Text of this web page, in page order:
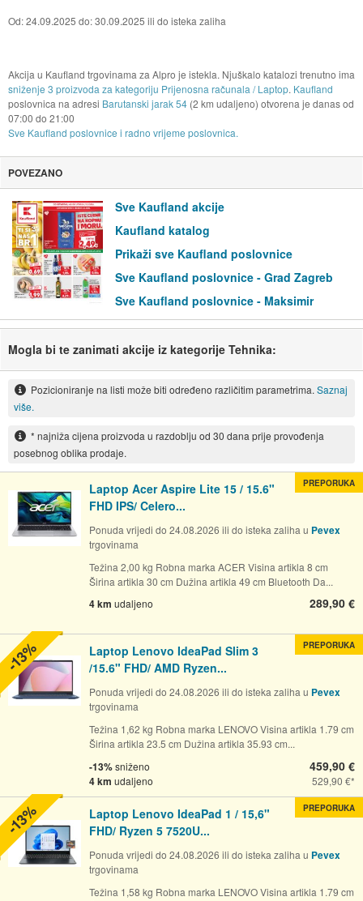
Od: 24.09.2025 do: 30.09.2025 ili do isteka zaliha
Akcija u Kaufland trgovinama za Alpro je istekla. Njuškalo katalozi trenutno ima
sniženje 3 proizvoda za kategoriju Prijenosna računala / Laptop. Kaufland
poslovnica na adresi Barutanski jarak 54(2 km udaljeno) otvorena je danas od
07:00 do 21:00
Sve Kaufland poslovnice i radno vrijeme poslovnica.
POVEZANO
Sve Kaufland akcije
Kaufland katalog
Prikaži sve Kaufland poslovnice
Sve Kaufland poslovnice - Grad Zagreb
Sve Kaufland poslovnice - Maksimir
Mogla bi te zanimati akcije iz kategorije Tehnika:
Pozicioniranje na listi može biti određeno različitim parametrima. Saznaj
više.
* najniža cijena proizvoda u razdoblju od 30 dana prije provođenja
posebnog oblika prodaje.
Laptop Acer Aspire Lite 15 / 15.6"
FHD IPS/ Celero...
Ponuda vrijedi do 24.08.2026 ili do isteka zaliha u Pevex
trgovinama
Težina 2,00 kg Robna marka ACER Visina artikla 8 cm
Širina artikla 30 cm Dužina artikla 49 cm Bluetooth Da...
4 km udaljeno 289,90 €
PREPORUKA
Laptop Lenovo IdeaPad Slim 3
/15.6" FHD/ AMD Ryzen...
Ponuda vrijedi do 24.08.2026 ili do isteka zaliha u Pevex
trgovinama
Težina 1,62 kg Robna marka LENOVO Visina artikla 1.79 cm
Širina artikla 23.5 cm Dužina artikla 35.93 cm...
-13%sniženo
4 km udaljeno
459,90 €
529,90 €
PREPORUKA
-13%
Laptop Lenovo IdeaPad 1 / 15,6"
FHD/ Ryzen 5 7520U...
Ponuda vrijedi do 24.08.2026 ili do isteka zaliha u Pevex
trgovinama
Težina 1,58 kg Robna marka LENOVO Visina artikla 1.79 cm
PREPORUKA
-13%